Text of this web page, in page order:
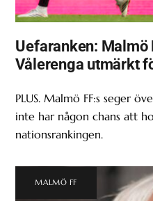
Uefaranken: Malmö
Vålerenga utmärkt
PLUS. Malmö FF:s seger
inte har någon chans att
nationsrankingen.
MALMÖ FF